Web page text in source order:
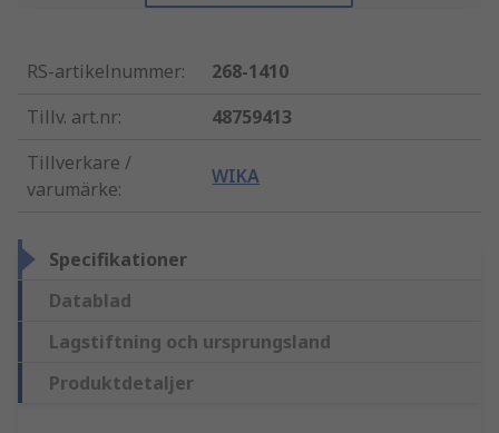
RS-artikelnummer:
268-1410
Tillv. art.nr:
48759413
Tillverkare /
varumärke:
WIKA
Specifikationer
Datablad
Lagstiftning och ursprungsland
Produktdetaljer